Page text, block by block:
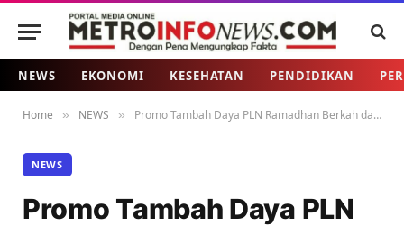
NEWS EKONOMI KESEHATAN PENDIDIKAN
Home » NEWS » Promo Tambah Daya PLN Ramadhan Berkah dan Lebaran Ceria Diminati 1.631 Pelanggan PLN UIW Sulselrabar
NEWS
Promo Tambah Daya PLN